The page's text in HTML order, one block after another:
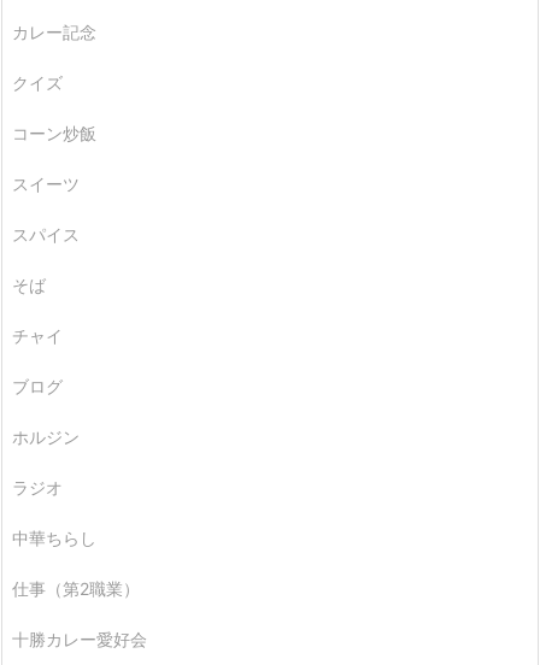
カレー記念
クイズ
コーン炒飯
スイーツ
スパイス
そば
チャイ
ブログ
ホルジン
ラジオ
中華ちらし
仕事（第2職業）
十勝カレー愛好会